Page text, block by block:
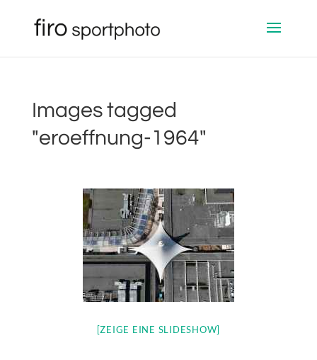
Images tagged
"eroeffnung-1964"
[ZEIGE EINE SLIDESHOW]